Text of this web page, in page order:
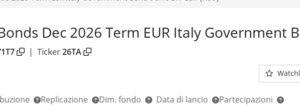
Dec 2026 Term EUR Italy Government
| Ticker26TA
Replicazione
Dim. fondo
Data di lancio
Partecipazioni